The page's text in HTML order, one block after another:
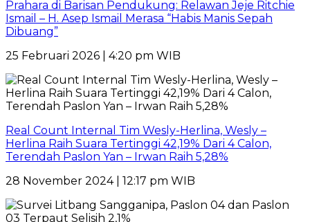
Prahara di Barisan Pendukung: Relawan Jeje Ritchie
Ismail – H. Asep Ismail Merasa “Habis Manis Sepah
Dibuang”
25 Februari 2026 | 4:20 pm WIB
Real Count Internal Tim Wesly-Herlina, Wesly –
Herlina Raih Suara Tertinggi 42,19% Dari 4 Calon,
Terendah Paslon Yan – Irwan Raih 5,28%
28 November 2024 | 12:17 pm WIB